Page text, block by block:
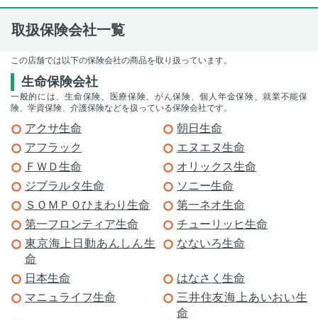
取扱保険会社一覧
この店舗では以下の保険会社の商品を取り扱っています。
生命保険会社
一般的には、生命保険、医療保険、がん保険、個人年金保険、就業不能保
険、学資保険、介護保険などを扱っている保険会社です。
アクサ生命
朝日生命
アフラック
エヌエヌ生命
ＦＷＤ生命
オリックス生命
ジブラルタ生命
ソニー生命
ＳＯＭＰＯひまわり生命
第一ネオ生命
第一フロンティア生命
チューリッヒ生命
東京海上日動あんしん生
命
なないろ生命
日本生命
はなさく生命
マニュライフ生命
三井住友海上あいおい生
命